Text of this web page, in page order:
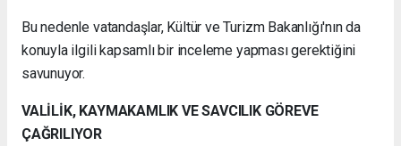
Bu nedenle vatandaşlar, Kültür ve Turizm Bakanlığı'nın da
konuyla ilgili kapsamlı bir inceleme yapması gerektiğini
savunuyor.
VALİLİK, KAYMAKAMLIK VE SAVCILIK GÖREVE
ÇAĞRILIYOR